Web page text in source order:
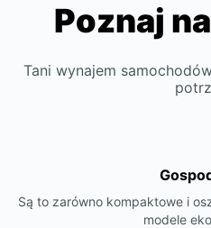
Poznaj
Tani wynajem
Są to zarówno kompaktowe i
modele